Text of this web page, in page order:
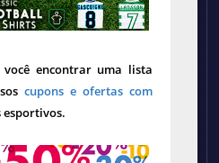
encontrar uma lista
cupons e ofertas com